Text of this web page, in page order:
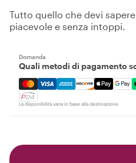
Tutto quello che devi
piacevole e senza intoppi.
Domanda
Quali metodi di pagamento
Mastercard, Visa, Amex,
La disponibilità varia in base alla destinazione